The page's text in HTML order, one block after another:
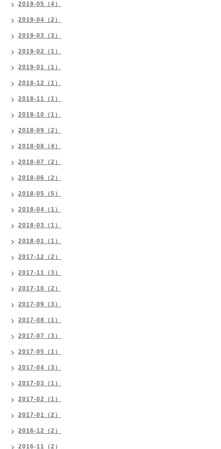
2019-05（4）
2019-04（2）
2019-03（3）
2019-02（1）
2019-01（1）
2018-12（1）
2018-11（1）
2018-10（1）
2018-09（2）
2018-08（4）
2018-07（2）
2018-06（2）
2018-05（5）
2018-04（1）
2018-03（1）
2018-01（1）
2017-12（2）
2017-11（3）
2017-10（2）
2017-09（3）
2017-08（1）
2017-07（3）
2017-05（1）
2017-04（3）
2017-03（1）
2017-02（1）
2017-01（2）
2016-12（2）
2016-11（2）